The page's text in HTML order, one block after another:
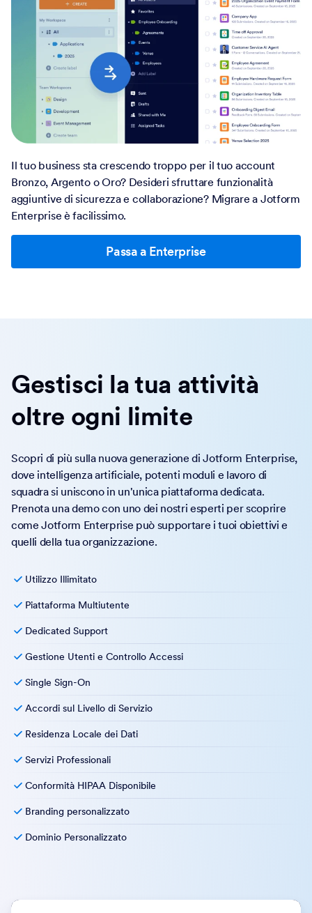
Il tuo business sta crescendo troppo per il tuo account
Bronzo, Argento o Oro? Desideri sfruttare funzionalità
aggiuntive di sicurezza e collaborazione? Migrare a Jotform
Enterprise è facilissimo.
Passa a Enterprise
Gestisci la tua attività
oltre ogni limite
Scopri di più sulla nuova generazione di Jotform Enterprise,
dove intelligenza artificiale, potenti moduli e lavoro di
squadra si uniscono in un'unica piattaforma dedicata.
Prenota una demo con uno dei nostri esperti per scoprire
come Jotform Enterprise può supportare i tuoi obiettivi e
quelli della tua organizzazione.
Utilizzo Illimitato
Piattaforma Multiutente
Dedicated Support
Gestione Utenti e Controllo Accessi
Single Sign-On
Accordi sul Livello di Servizio
Residenza Locale dei Dati
Servizi Professionali
Conformità HIPAA Disponibile
Branding personalizzato
Dominio Personalizzato